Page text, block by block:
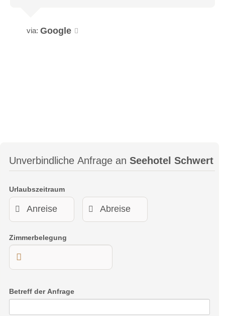
via: Google
Unverbindliche Anfrage an Seehotel Schwert
Urlaubszeitraum
Zimmerbelegung
Betreff der Anfrage